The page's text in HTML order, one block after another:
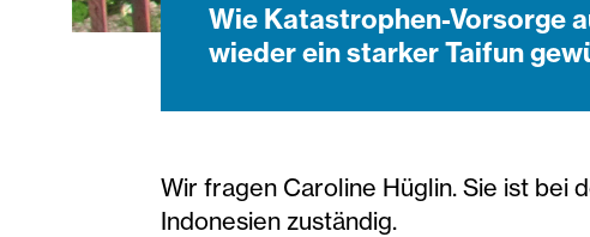
Wie Katastrophen-Vorsorge
wieder ein starker Taifun
Wir fragen Caroline Hüglin. Sie ist bei
Indonesien zuständig.